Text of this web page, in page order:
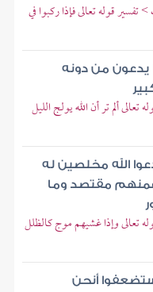
قوله تعالى فإذا ركبوا في
يدعون من دونه
ألم تر أن الله يولج الليل
الله مخلصين له
فمنهم مقتصد وما
تعالى وإذا غشيهم موج كالظلل
أنحن